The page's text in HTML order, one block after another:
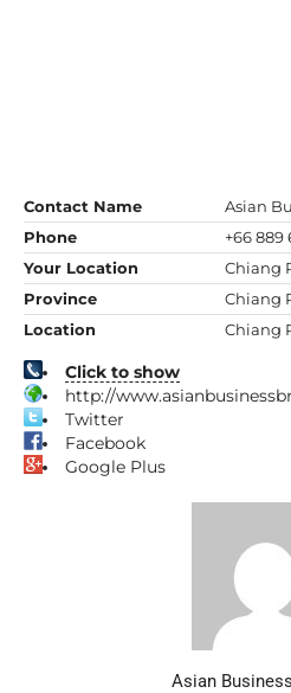
Contact Name
Asian
Phone
+66 889
Your Location
Chiang
Province
Chiang
Location
Chiang
Click to show
http://
Twitter
Facebook
Google Plus
Asian